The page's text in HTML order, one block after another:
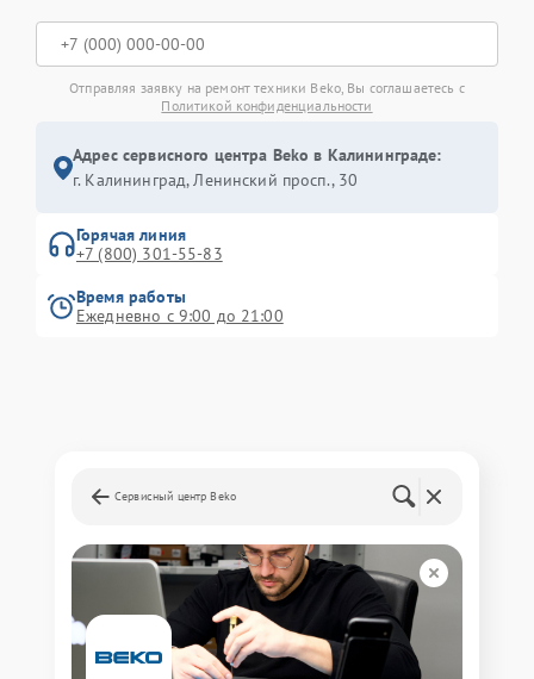
Отправляя заявку на ремонт техники Beko, Вы соглашаетесь с
Политикой конфиденциальности
Адрес сервисного центра Beko в Калининграде:
г. Калининград, Ленинский просп., 30
Горячая линия
+7 (800) 301-55-83
Время работы
Ежедневно с 9:00 до 21:00
Сервисный центр Beko